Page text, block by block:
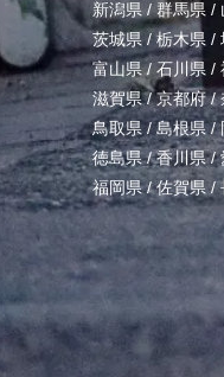
新潟県 / 群馬県 /
茨城県 / 栃木県 /
富山県/ 石川県 /
滋賀県/京都府/
鳥取県/島根県/
徳島県/香川県/
福岡県/佐賀県/